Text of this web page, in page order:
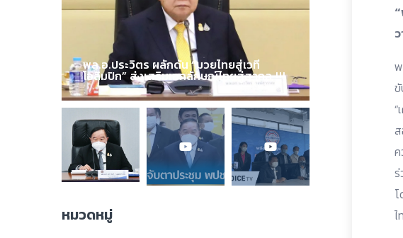
“
ไ
พล.อ.ประวิตร ผลักดัน “มวยไทยสู่เวที
โอลิมปิก” ส่งเสริมเอกลักษณ์ไทยสู่สากล !!!
หมวดหมู่